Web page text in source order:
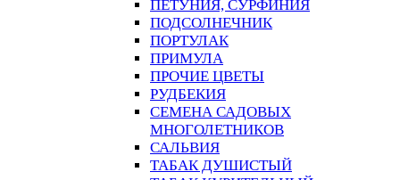
ПЕТУНИЯ, СУРФИНИЯ
ПОДСОЛНЕЧНИК
ПОРТУЛАК
ПРИМУЛА
ПРОЧИЕ ЦВЕТЫ
РУДБЕКИЯ
СЕМЕНА САДОВЫХ
МНОГОЛЕТНИКОВ
САЛЬВИЯ
ТАБАК ДУШИСТЫЙ